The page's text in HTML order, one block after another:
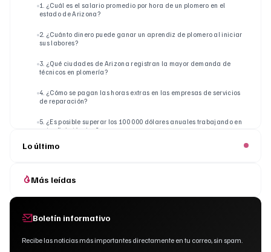
1. ¿Cuál es el salario promedio por hora de un plomero en el
estado de Arizona?
2. ¿Cuánto dinero puede ganar un aprendiz de plomero al iniciar
sus labores?
3. ¿Qué ciudades de Arizona registran la mayor demanda de
técnicos en plomería?
4. ¿Cómo se pagan las horas extras en las empresas de servicios
de reparación?
5. ¿Es posible superar los 100 000 dólares anuales trabajando en
este oficio técnico?
Lo último
Más leídas
Boletín informativo
Recibe las noticias más importantes directamente en tu correo, sin spam.